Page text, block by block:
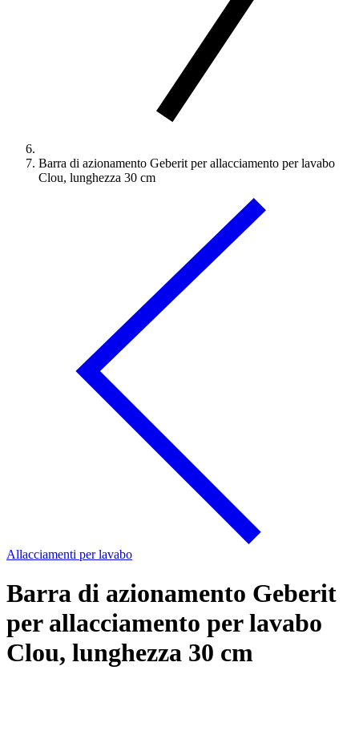
Barra di azionamento Geberit per allacciamento per lavabo
Clou, lunghezza 30 cm
Allacciamenti per lavabo
Barra di azionamento Geberit
per allacciamento per lavabo
Clou, lunghezza 30 cm